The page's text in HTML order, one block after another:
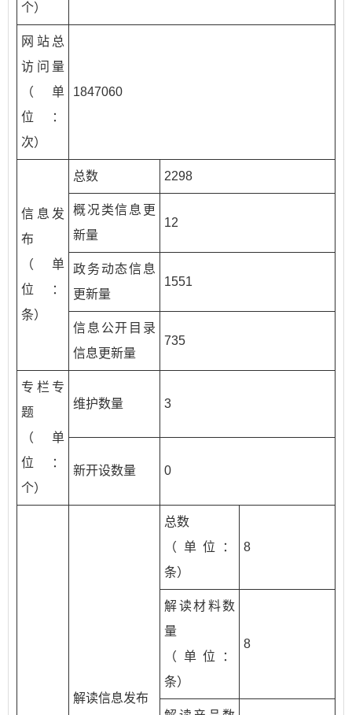
个）
网站总
访问量
（单
位：
次）
1847060
信息发
布
（单
位：
条）
总数 2298
概况类信息更
新量
12
政务动态信息
更新量
1551
信息公开目录
信息更新量
735
专栏专
题
（单
位：
个）
维护数量 3
新开设数量 0
解读信息发布
总数
（单位：
条）
8
解读材料数
量
（单位：
条）
8